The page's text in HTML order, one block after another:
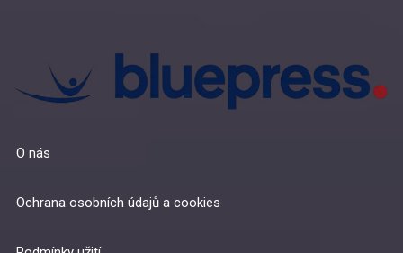
O nás
Ochrana osobních údajů a cookies